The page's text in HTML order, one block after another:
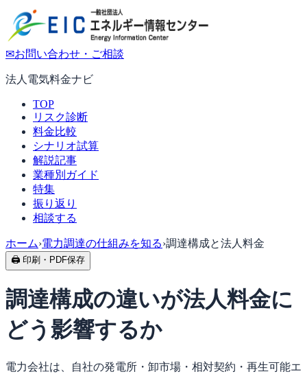
✉お問い合わせ・ご相談
法人電気料金ナビ
TOP
リスク診断
料金比較
シナリオ試算
解説記事
業種別ガイド
特集
振り返り
相談する
ホーム›電力調達の仕組みを知る›調達構成と法人料金
🖨 印刷・PDF保存
調達構成の違いが法人料金に
どう影響するか
電力会社は、自社の発電所・卸市場・相対契約・再生可能エ